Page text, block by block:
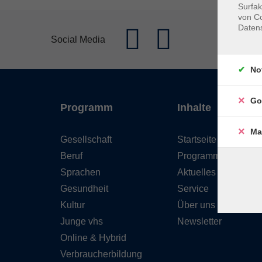
Social Media
Programm
Gesellschaft
Beruf
Sprachen
Gesundheit
Kultur
Junge vhs
Online & Hybrid
Verbraucherbildung
Inhalte
Startseite
Programm
Aktuelles
Service
Über uns
Newsletter
von